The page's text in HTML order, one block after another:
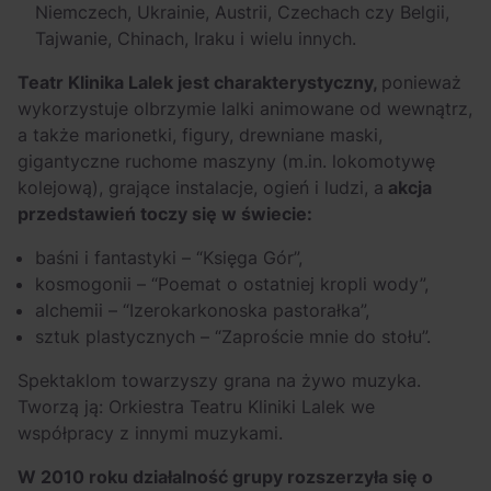
Niemczech, Ukrainie, Austrii, Czechach czy Belgii,
Tajwanie, Chinach, Iraku i wielu innych.
Teatr Klinika Lalek jest charakterystyczny, ponieważ
wykorzystuje olbrzymie lalki animowane od wewnątrz,
a także marionetki, figury, drewniane maski,
gigantyczne ruchome maszyny (m.in. lokomotywę
kolejową), grające instalacje, ogień i ludzi, a akcja
przedstawień toczy się w świecie:
baśni i fantastyki – “Księga Gór”,
kosmogonii – “Poemat o ostatniej kropli wody”,
alchemii – “Izerokarkonoska pastorałka”,
sztuk plastycznych – “Zaproście mnie do stołu”.
Spektaklom towarzyszy grana na żywo muzyka.
Tworzą ją: Orkiestra Teatru Kliniki Lalek we
współpracy z innymi muzykami.
W 2010 roku działalność grupy rozszerzyła się o